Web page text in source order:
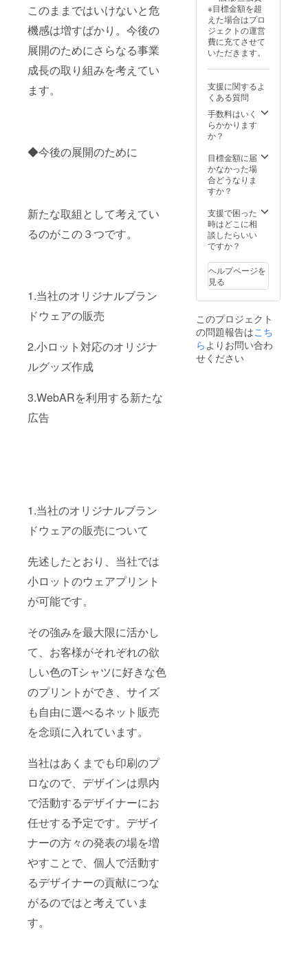
このままではいけないと危
機感は増すばかり。今後の
展開のためにさらなる事業
成長の取り組みを考えてい
ます。
◆今後の展開のために
新たな取組として考えてい
るのがこの３つです。
1.当社のオリジナルブラン
ドウェアの販売
2.小ロット対応のオリジナ
ルグッズ作成
3.WebARを利用する新たな
広告
1.当社のオリジナルブラン
ドウェアの販売について
先述したとおり、当社では
小ロットのウェアプリント
が可能です。
その強みを最大限に活かし
て、お客様がそれぞれの欲
しい色のTシャツに好きな色
のプリントができ、サイズ
も自由に選べるネット販売
を念頭に入れています。
当社はあくまでも印刷のプ
ロなので、デザインは県内
で活動するデザイナーにお
任せする予定です。デザイ
ナーの方々の発表の場を増
やすことで、個人で活動す
るデザイナーの貢献につな
がるのではと考えていま
す。
※目標金額を超
えた場合はプロ
ジェクトの運営
費に充てさせて
いただきます。
支援に関するよ
くある質問
手数料はいく
らかかります
か？
目標金額に届
かなかった場
合どうなりま
すか？
支援で困った
時はどこに相
談したらいい
ですか？
ヘルプページを
見る
このプロジェクト
の問題報告はこち
らよりお問い合わ
せください